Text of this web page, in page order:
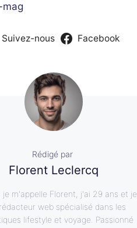
Suivez-nous Facebook
Rédigé par
Florent Leclercq
je m'appelle Florent, j'ai 29 ans et je
web spécialisé dans les
lifestyle et voyage. Passionné